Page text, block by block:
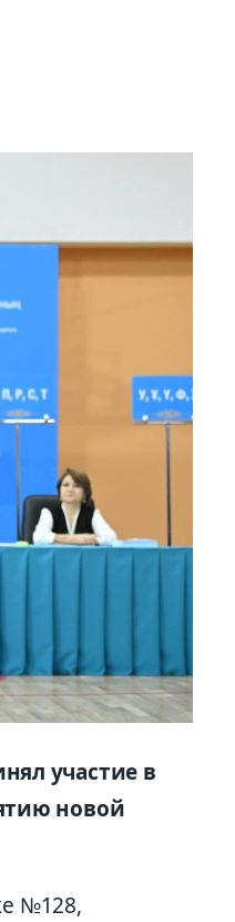
участие в
новой
№128,